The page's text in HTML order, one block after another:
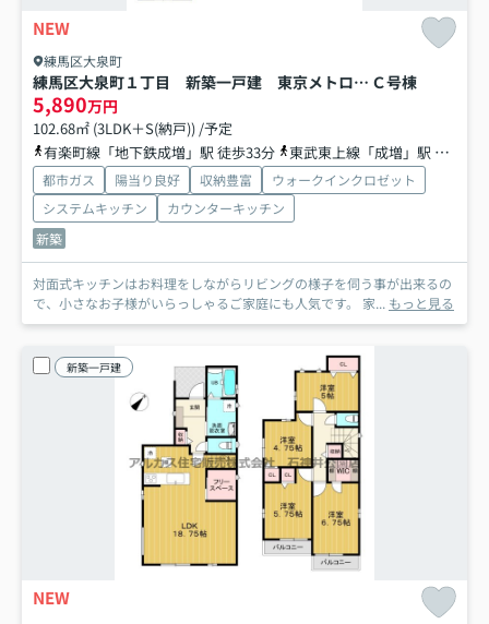
NEW
練馬区大泉町
練馬区大泉町１丁目 新築一戸建 東京メトロ有楽町線・副都心線 地下鉄成増 Ｃ号棟
5,890万円
102.68㎡ (3LDK＋S(納戸)) /予定
有楽町線「地下鉄成増」駅 徒歩33分
東武東上線「成増」駅 バス15分 東武バス「南大和」 停歩6分
都市ガス 陽当り良好 収納豊富
ウォークインクロゼット
システムキッチン
カウンターキッチン
新築
対面式キッチンはお料理をしながらリビングの様子を伺う事が出来るの
で、小さなお子様がいらっしゃるご家庭にも人気です。 家... もっと見る
新築一戸建
NEW